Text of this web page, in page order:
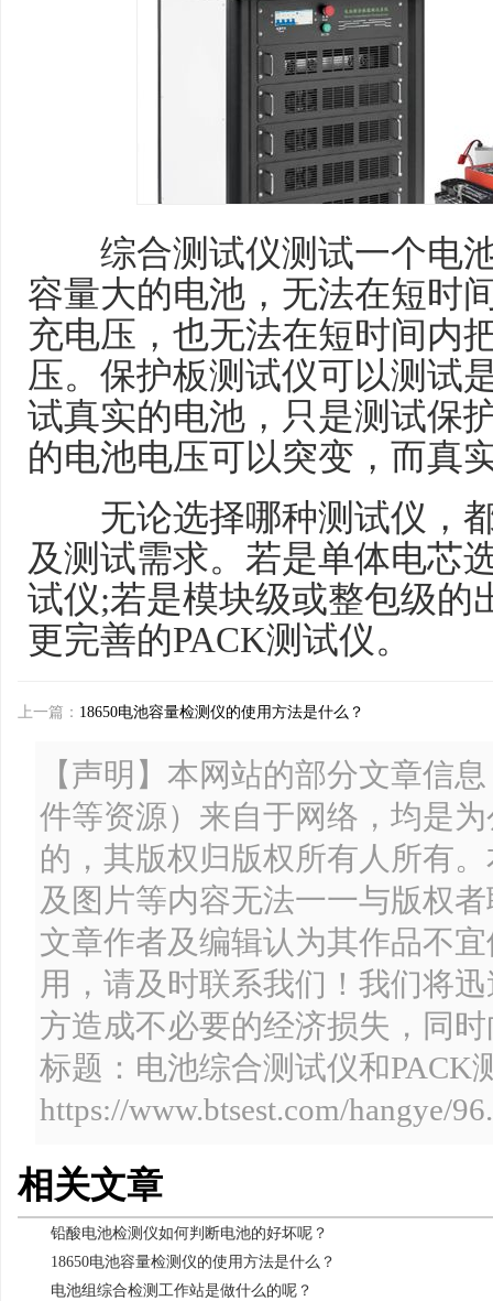
综合测试仪测试一个电池
容量大的电池，无法在短时
充电压，也无法在短时间内
压。保护板测试仪可以测试
试真实的电池，只是测试保
的电池电压可以突变，而真
无论选择哪种测试仪，都
及测试需求。若是单体电芯
试仪;若是模块级或整包级的
更完善的PACK测试仪。
上一篇： 18650电池容量检测仪的使用方法是什么？
【声明】本网站的部分文章信
件等资源）来自于网络，均是
的，其版权归版权所有人所有
及图片等内容无法一一与版权
文章作者及编辑认为其作品不
用，请及时联系我们！我们将
方造成不必要的经济损失，同
标题：电池综合测试仪和
https://www.btsest.com/hangye/
相关文章
铅酸电池检测仪如何判断电池的好坏呢？
18650电池容量检测仪的使用方法是什么？
电池组综合检测工作站是做什么的呢？